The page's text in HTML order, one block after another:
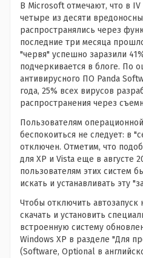
В Microsoft отмечают, что в IV
четыре из десяти
распространялись через
последние три месяца
"червя" успешно заразили
подчеркивается в блоге. По
антивирусного ПО Panda
года, 25% всех вирусов
распространения через
Пользователям
беспокоиться не следует: в
отключен. Отметим, что
для XP и Vista еще в августе
пользователям этих систем
искать и устанавливать эту
Чтобы отключить автозапуск
скачать и установить
встроенную систему
Windows XP в разделе "Для
(Software, Optional в